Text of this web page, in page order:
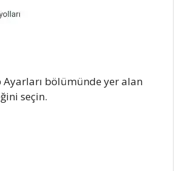
bölümünde yer alan
seçin.